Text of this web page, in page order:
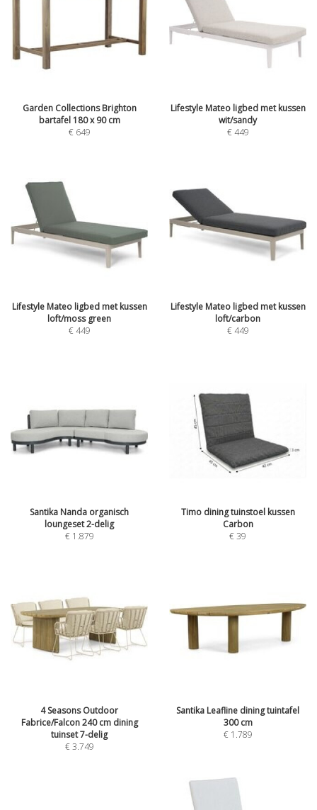
Garden Collections Brighton
bartafel 180 x 90 cm
€ 649
Lifestyle Mateo ligbed met kussen
wit/sandy
€449
Lifestyle Mateo ligbed met kussen
loft/moss green
€449
Lifestyle Mateo ligbed met kussen
loft/carbon
€449
Santika Nanda organisch
loungeset 2-delig
€ 1.879
Timo dining tuinstoel kussen
Carbon
€39
4 Seasons Outdoor
Fabrice/Falcon 240 cm dining
tuinset 7-delig
€3.749
Santika Leafline dining tuintafel
300 cm
€ 1.789